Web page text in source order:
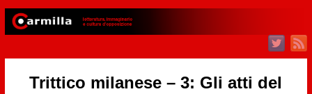
Trittico milanese – 3: Gli atti del